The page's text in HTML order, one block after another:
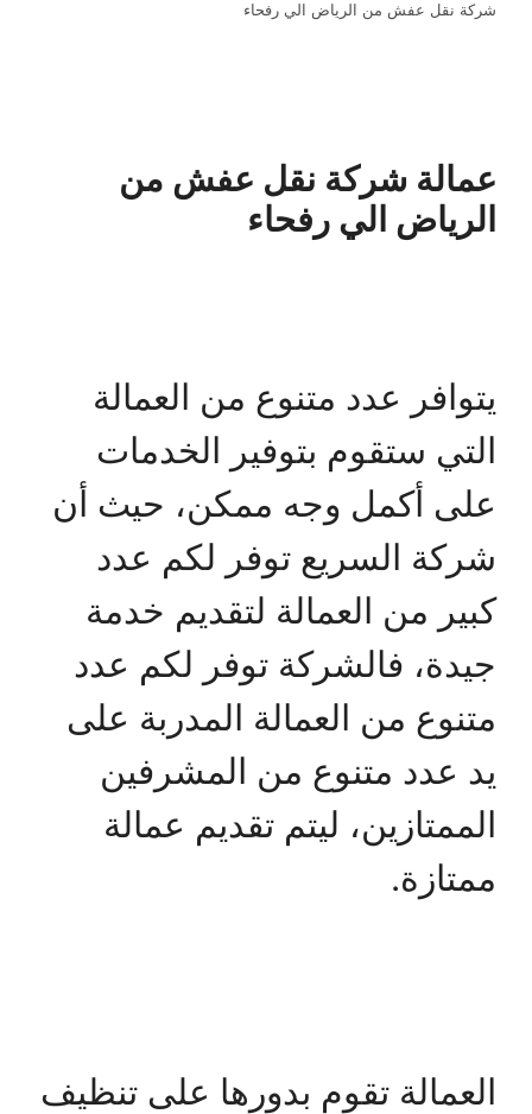
شركة نقل عفش من الرياض الي رفحاء
عمالة شركة نقل عفش من
الرياض الي رفحاء
يتوافر عدد متنوع من العمالة
التي ستقوم بتوفير الخدمات
على أكمل وجه ممكن، حيث أن
شركة السريع توفر لكم عدد
كبير من العمالة لتقديم خدمة
جيدة، فالشركة توفر لكم عدد
متنوع من العمالة المدربة على
يد عدد متنوع من المشرفين
الممتازين، ليتم تقديم عمالة
ممتازة.
العمالة تقوم بدورها على تنظيف